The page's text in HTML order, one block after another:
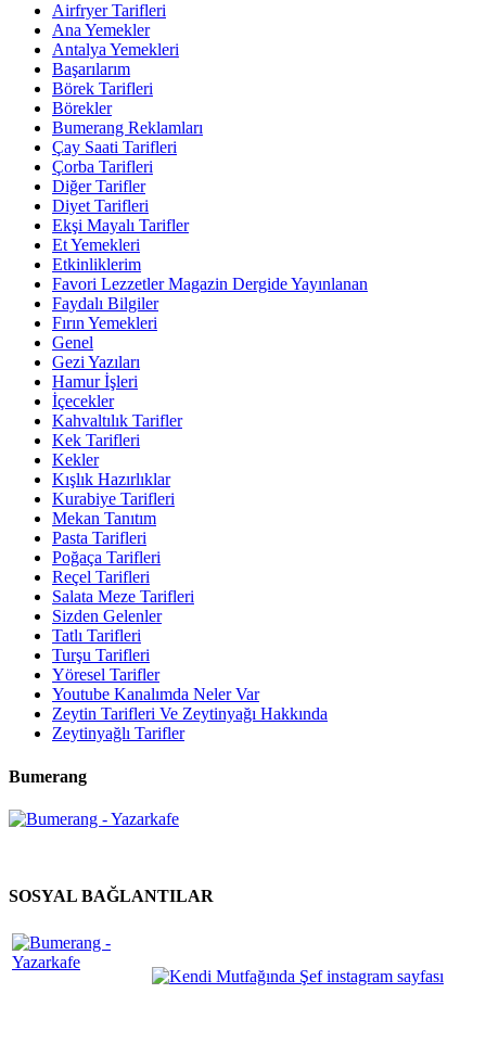
Airfryer Tarifleri
Ana Yemekler
Antalya Yemekleri
Başarılarım
Börek Tarifleri
Börekler
Bumerang Reklamları
Çay Saati Tarifleri
Çorba Tarifleri
Diğer Tarifler
Diyet Tarifleri
Ekşi Mayalı Tarifler
Et Yemekleri
Etkinliklerim
Favori Lezzetler Magazin Dergide Yayınlanan
Faydalı Bilgiler
Fırın Yemekleri
Genel
Gezi Yazıları
Hamur İşleri
İçecekler
Kahvaltılık Tarifler
Kek Tarifleri
Kekler
Kışlık Hazırlıklar
Kurabiye Tarifleri
Mekan Tanıtım
Pasta Tarifleri
Poğaça Tarifleri
Reçel Tarifleri
Salata Meze Tarifleri
Sizden Gelenler
Tatlı Tarifleri
Turşu Tarifleri
Yöresel Tarifler
Youtube Kanalımda Neler Var
Zeytin Tarifleri Ve Zeytinyağı Hakkında
Zeytinyağlı Tarifler
Bumerang
SOSYAL BAĞLANTILAR